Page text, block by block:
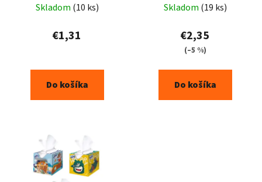
Skladom (10 ks)
€1,31
Do košíka
Skladom (19 ks)
€2,35
(–5 %)
Do košíka